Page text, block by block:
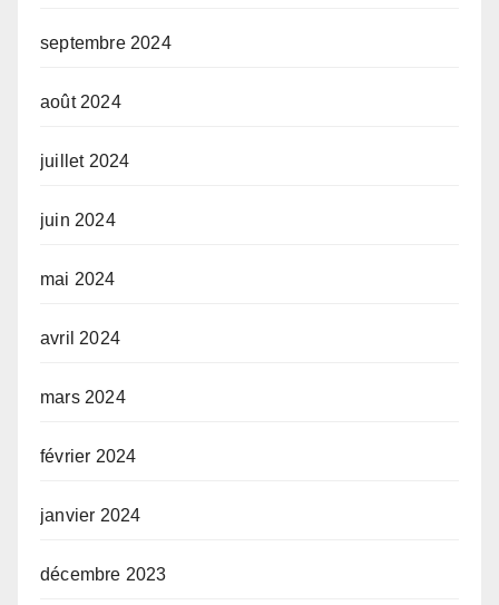
septembre 2024
août 2024
juillet 2024
juin 2024
mai 2024
avril 2024
mars 2024
février 2024
janvier 2024
décembre 2023